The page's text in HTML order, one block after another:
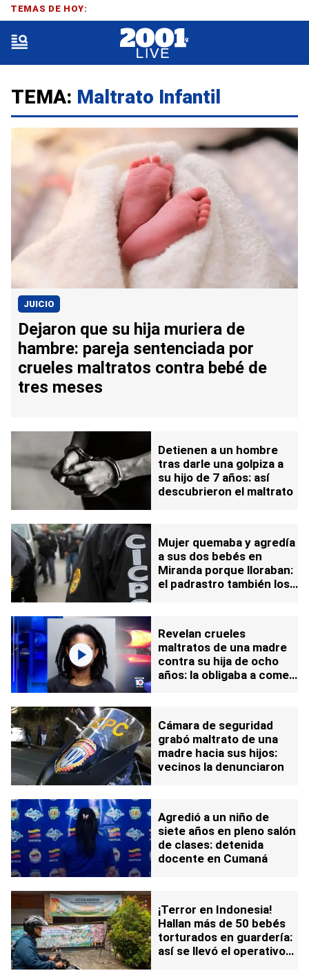
TEMA: Maltrato Infantil
JUICIO
Dejaron que su hija muriera de
hambre: pareja sentenciada por
crueles maltratos contra bebé de
tres meses
Detienen a un hombre
tras darle una golpiza a
su hijo de 7 años: así
descubrieron el maltrato
Mujer quemaba y agredía
a sus dos bebés en
Miranda porque lloraban:
el padrastro también los
Revelan crueles
maltratos de una madre
contra su hija de ocho
años: la obligaba a comer
Cámara de seguridad
grabó maltrato de una
madre hacia sus hijos:
vecinos la denunciaron
Agredió a un niño de
siete años en pleno salón
de clases: detenida
docente en Cumaná
¡Terror en Indonesia!
Hallan más de 50 bebés
torturados en guardería:
así se llevó el operativo
TEMAS DE HOY: